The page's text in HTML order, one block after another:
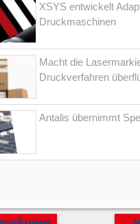
XSYS entwickelt
Druckmaschinen
Macht die
Druckverfahren
Antalis übernimmt